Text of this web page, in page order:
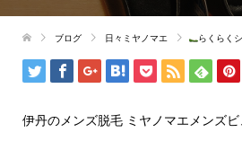
ブログ 日々ミヤノマエ らくらく
伊丹のメンズ脱毛 ミヤノマエメンズ